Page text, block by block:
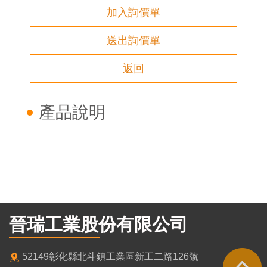
加入詢價單
送出詢價單
返回
產品說明
晉瑞工業股份有限公司
52149彰化縣北斗鎮工業區新工二路126號